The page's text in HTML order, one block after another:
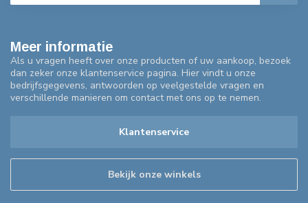
Meer informatie
Als u vragen heeft over onze producten of uw aankoop, bezoek
dan zeker onze klantenservice pagina. Hier vindt u onze
bedrijfsgegevens, antwoorden op veelgestelde vragen en
verschillende manieren om contact met ons op te nemen.
Klantenservice
Bekijk onze winkels